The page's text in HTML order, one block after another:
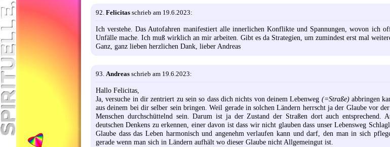
92. Felicitas schrieb am 19.6.2023:
Ich verstehe. Das Autofahren manifestiert alle innerlichen Konflikte und Spannungen, wovon ich
Unfälle mache. Ich muß wirklich an mir arbeiten. Gibt es da Strategien, um zumindest erst mal
Ganz, ganz lieben herzlichen Dank, lieber Andreas
93. Andreas schrieb am 19.6.2023:
Hallo Felicitas,
Ja, versuche in dir zentriert zu sein so dass dich nichts von deinem Lebenweg (=Straße)abbringen
aus deinem bei dir selber sein bringen. Weil gerade in solchen Ländern herrscht ja der Glaube vor
Menschen durchschüttelnd sein. Darum ist ja der Zustand der Straßen dort auch
deutschen Denkens zu erkennen, einer davon ist dass wir nicht glauben dass unser Lebensweg
Glaube dass das Leben harmonisch und angenehm verlaufen kann und darf, den man in sich
gerade wenn man sich in Ländern aufhält wo dieser Glaube nicht Allgemeingut ist.